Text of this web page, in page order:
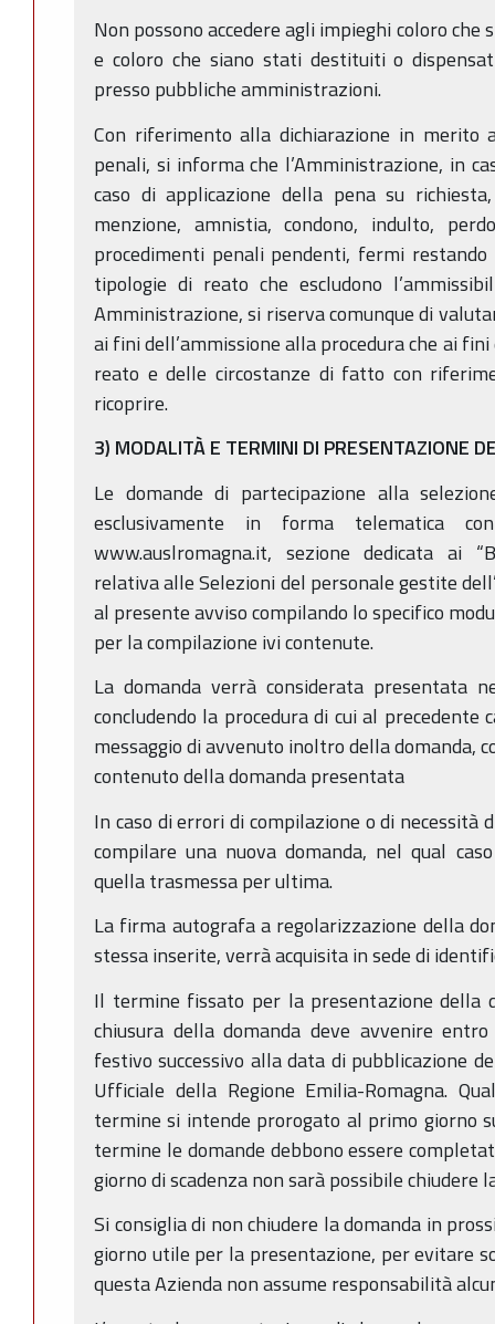
Non possono accedere agli impieghi coloro
e coloro che siano stati destituiti o
presso pubbliche amministrazioni.
Con riferimento alla dichiarazione in merito
penali, si informa che l’Amministrazione, in
caso di applicazione della pena su
menzione, amnistia, condono, indulto,
procedimenti penali pendenti, fermi
tipologie di reato che escludono
Amministrazione, si riserva comunque di
ai fini dell’ammissione alla procedura che ai
reato e delle circostanze di fatto con
ricoprire.
3) MODALITÀ E TERMINI DI PRESENTAZIONE
Le domande di partecipazione alla
esclusivamente in forma telematica
www.auslromagna.it, sezione dedicata ai
relativa alle Selezioni del personale gestite
al presente avviso compilando lo specifico
per la compilazione ivi contenute.
La domanda verrà considerata presentata
concludendo la procedura di cui al precedente
messaggio di avvenuto inoltro della domanda,
contenuto della domanda presentata
In caso di errori di compilazione o di necessità
compilare una nuova domanda, nel qual
quella trasmessa per ultima.
La firma autografa a regolarizzazione della
stessa inserite, verrà acquisita in sede di
Il termine fissato per la presentazione della
chiusura della domanda deve avvenire
festivo successivo alla data di pubblicazione
Ufficiale della Regione Emilia-Romagna.
termine si intende prorogato al primo giorno
termine le domande debbono essere
giorno di scadenza non sarà possibile chiudere
Si consiglia di non chiudere la domanda in
giorno utile per la presentazione, per evitare
questa Azienda non assume responsabilità